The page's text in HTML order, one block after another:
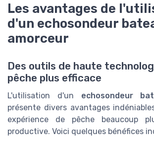
Les avantages de
d'un echosondeur
amorceur
Des outils de haute
pêche plus efficace
L'utilisation d'un echosondeur
présente divers avantages
expérience de pêche beaucoup
productive. Voici quelques bénéfices